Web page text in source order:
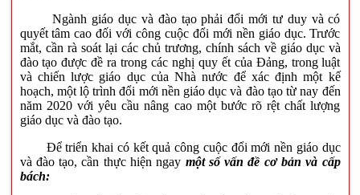
Ngành giáo dục và đào tạo phải đổi mới tư duy và có
quyết tâm cao đối với công cuộc đổi mới nền giáo dục. Trước
mắt, cần rà soát lại các chủ trương, chính sách về giáo dục và
đào tạo được đề ra trong các nghị quy ết của Đảng, trong luật
và chiến lược giáo dục của Nhà nước để xác định một kế
hoạch, một lộ trình đổi mới nền giáo dục và đào tạo từ nay đến
năm 2020 với yêu cầu nâng cao một bước rõ rệt chất lượng
giáo dục và đào tạo.
Để triển khai có kết quả công cuộc đổi mới nền giáo dục
và đào tạo, cần thực hiện ngay một số vấn đề cơ bản và cấp
bách: